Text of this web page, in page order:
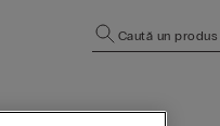
Caută un produs